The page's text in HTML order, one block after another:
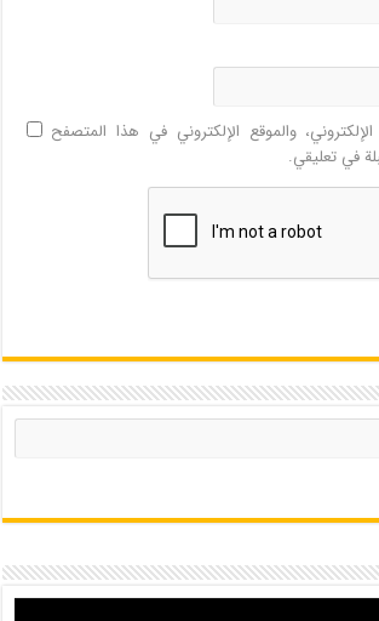
والموقع الإلكتروني في هذا المتصفح
في تعليقي.